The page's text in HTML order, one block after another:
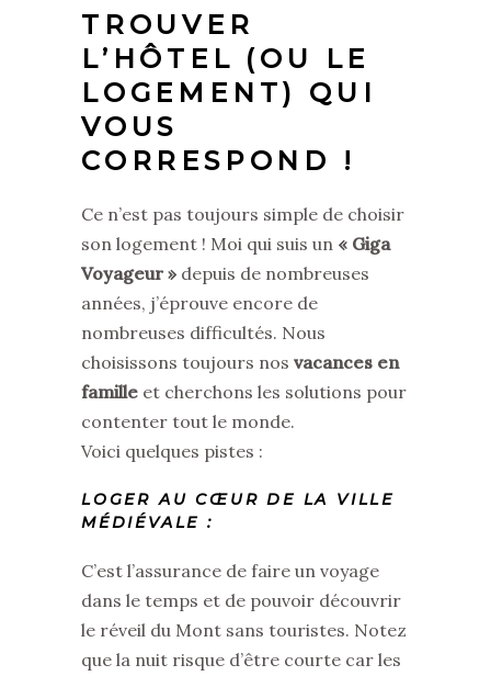
TROUVER
L’HÔTEL (OU LE
LOGEMENT) QUI
VOUS
CORRESPOND !
Ce n’est pas toujours simple de choisir
son logement ! Moi qui suis un « Giga
Voyageur » depuis de nombreuses
années, j’éprouve encore de
nombreuses difficultés. Nous
choisissons toujours nos vacances en
famille et cherchons les solutions pour
contenter tout le monde.
Voici quelques pistes :
LOGER AU CŒUR DE LA VILLE
MÉDIÉVALE :
C’est l’assurance de faire un voyage
dans le temps et de pouvoir découvrir
le réveil du Mont sans touristes. Notez
que la nuit risque d’être courte car les